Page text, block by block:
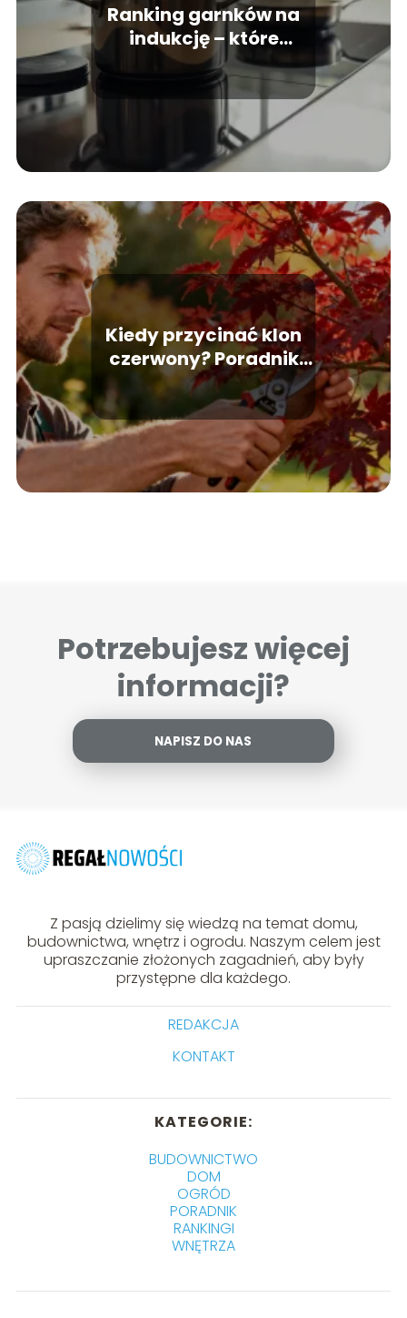
Ranking garnków na
indukcję – które
zestawy warto kupić?
Kiedy przycinać klon
czerwony? Poradnik
pielęgnacji
Potrzebujesz więcej
informacji?
NAPISZ DO NAS
Z pasją dzielimy się wiedzą na temat domu,
budownictwa, wnętrz i ogrodu. Naszym celem jest
upraszczanie złożonych zagadnień, aby były
przystępne dla każdego.
REDAKCJA
KONTAKT
KATEGORIE:
BUDOWNICTWO
DOM
OGRÓD
PORADNIK
RANKINGI
WNĘTRZA